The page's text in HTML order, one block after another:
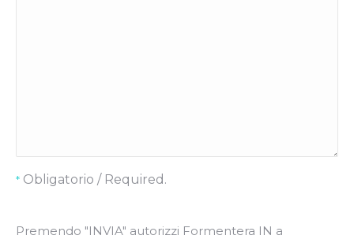
* Obligatorio / Required.
Premendo "INVIA" ​​autorizzi Formentera IN a